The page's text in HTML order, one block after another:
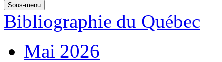
Sous-menu
Bibliographie du Québec
Mai 2026